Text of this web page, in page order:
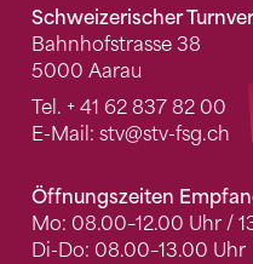
Schweizerischer
Bahnhofstrasse 38
5000 Aarau
Tel. + 41 62 837 82 00
E-Mail: stv@stv-fsg.ch
Öffnungszeiten
Mo: 08.00–12.00 Uhr /
Di-Do: 08.00–13.00 Uhr